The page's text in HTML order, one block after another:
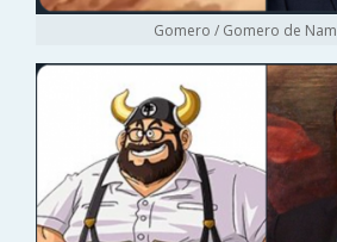
Gomero / Gomero de